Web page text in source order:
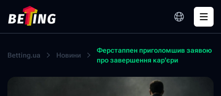
Betting.ua Новини
Ферстаппен приголомшив заявою
про завершення кар'єри